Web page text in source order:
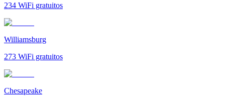
234 WiFi gratuitos
Williamsburg
273 WiFi gratuitos
Chesapeake